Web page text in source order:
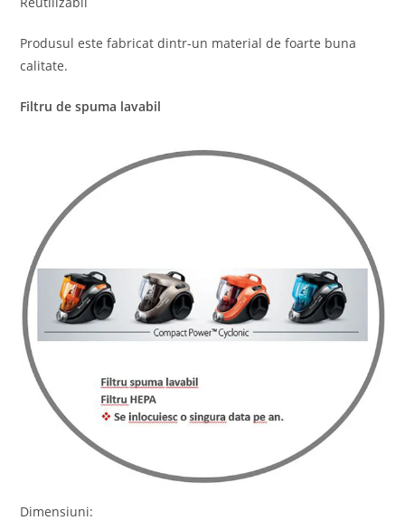
Produsul este fabricat dintr-un material de foarte buna
calitate.
Filtru de spuma lavabil
Dimensiuni: